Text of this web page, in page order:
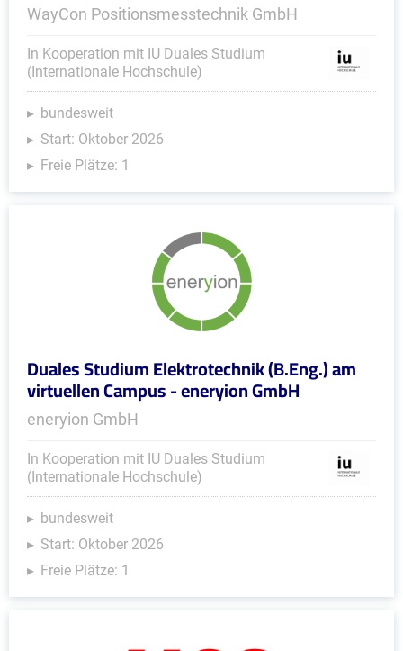
WayCon Positionsmesstechnik GmbH
In Kooperation mit IU Duales Studium
(Internationale Hochschule)
bundesweit
Start: Oktober 2026
Freie Plätze: 1
Duales Studium Elektrotechnik (B.Eng.) am
virtuellen Campus - eneryion GmbH
eneryion GmbH
In Kooperation mit IU Duales Studium
(Internationale Hochschule)
bundesweit
Start: Oktober 2026
Freie Plätze: 1